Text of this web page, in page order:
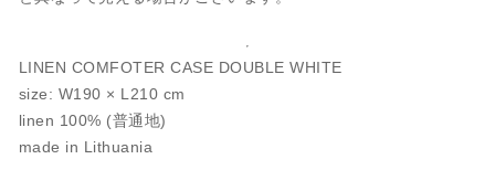
LINEN COMFOTER CASE DOUBLE WHITE
size: W190 × L210 cm
linen 100% (普通地)
made in Lithuania